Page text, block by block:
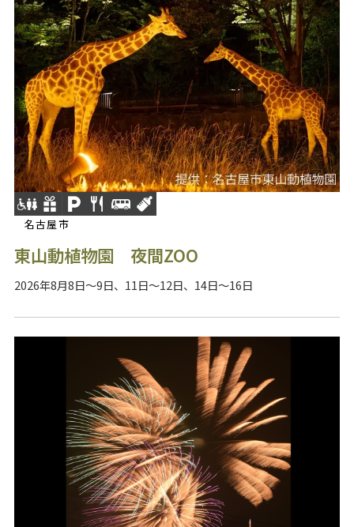
名古屋市
東山動植物園 夜間ZOO
2026年8月8日～9日、11日～12日、14日～16日